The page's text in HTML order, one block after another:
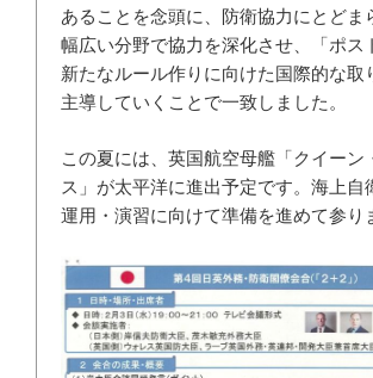
あることを念頭に、防衛協力にとどま
幅広い分野で協力を深化させ、「ポス
新たなルール作りに向けた国際的な取
主導していくことで一致しました。
この夏には、英国航空母艦「クイーン
ス」が太平洋に進出予定です。海上自
運用・演習に向けて準備を進めて参り